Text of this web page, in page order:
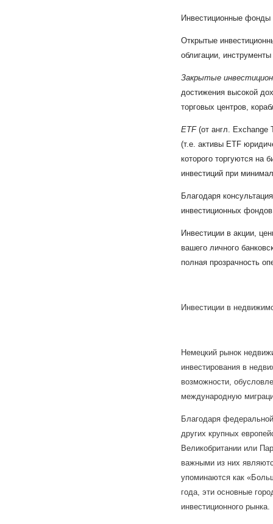
Инвестиционные фонды
Открытые
облигации,
Закрытые
достижения высокой
торговых центров,
ETF(от англ. Exchange
(т.е. активы ETF
которого торгуются на
инвестиций при
Благодаря
инвестиционных
Инвестиции в акции,
вашего личного
полная прозрачность
Инвестиции в
Немецкий рынок
инвестирования в
возможности,
международную
Благодаря
других крупных
Великобритании или
важными из них
упоминаются как
года, эти основные
инвестиционного рынка.